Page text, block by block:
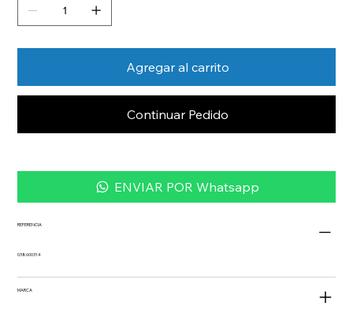
Agregar al carrito
Continuar Pedido
ENVIAR POR Whatsapp
REFERENCIA
038600314
MARCA